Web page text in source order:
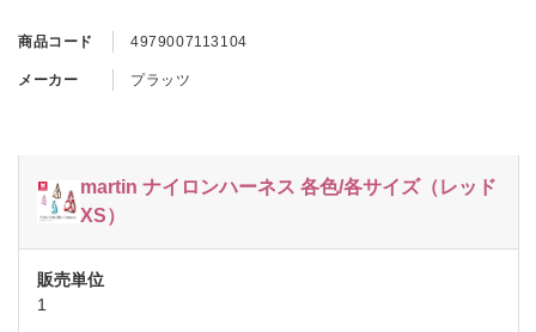
商品コード 4979007113104
メーカー プラッツ
martin ナイロンハーネス 各色/各サイズ（レッド
XS）
1